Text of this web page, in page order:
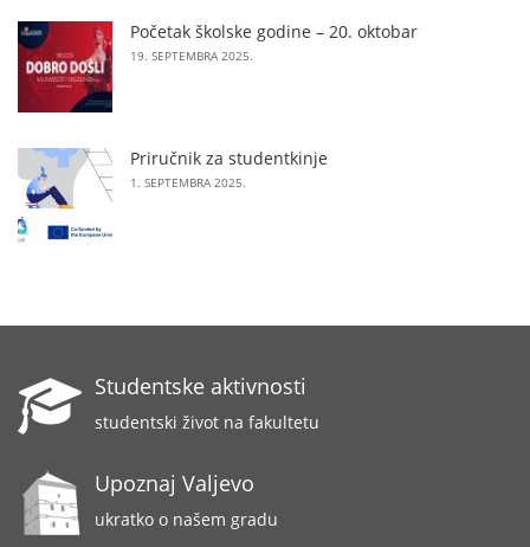
Početak školske godine – 20. oktobar
19. SEPTEMBRA 2025.
Priručnik za studentkinje
1. SEPTEMBRA 2025.
Studentske aktivnosti
studentski život na fakultetu
Upoznaj Valjevo
ukratko o našem gradu